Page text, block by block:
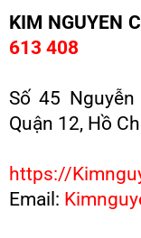
KIM NGUYEN
613 408
Số 45
Quận 12, Hồ
https://
Email: